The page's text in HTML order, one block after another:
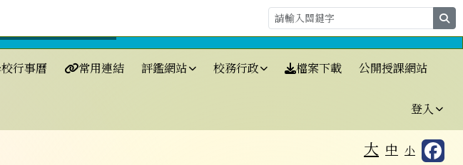
行事曆 常用連結 評鑑網站 校務行政 檔案下載 公開授課網站
登入
大 中 小